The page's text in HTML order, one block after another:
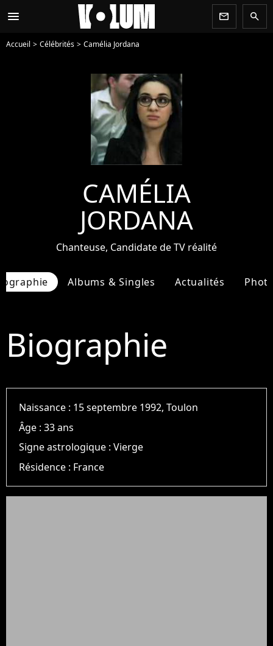
menu newsletter search
Accueil Célébrités Camélia Jordana
CAMÉLIA
JORDANA
Chanteuse, Candidate de TV réalité
Albums & Singles Actualités
Biographie
Naissance : 15 septembre 1992, Toulon
Âge :33 ans
Signe astrologique :Vierge
Résidence : France